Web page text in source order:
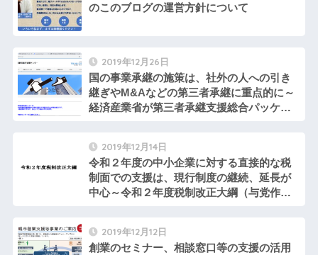
のこのブログの運営方針について
2019年12月26日
国の事業承継の施策は、社外の人への引き
継ぎやM&Aなどの第三者承継に重点的に～
経済産業省が第三者承継支援総合パッケー
2019年12月14日
令和２年度の中小企業に対する直接的な税
制面での支援は、現行制度の継続、延長が
中心～令和２年度税制改正大綱（与党作
2019年12月12日
創業のセミナー、相談窓口等の支援の活用